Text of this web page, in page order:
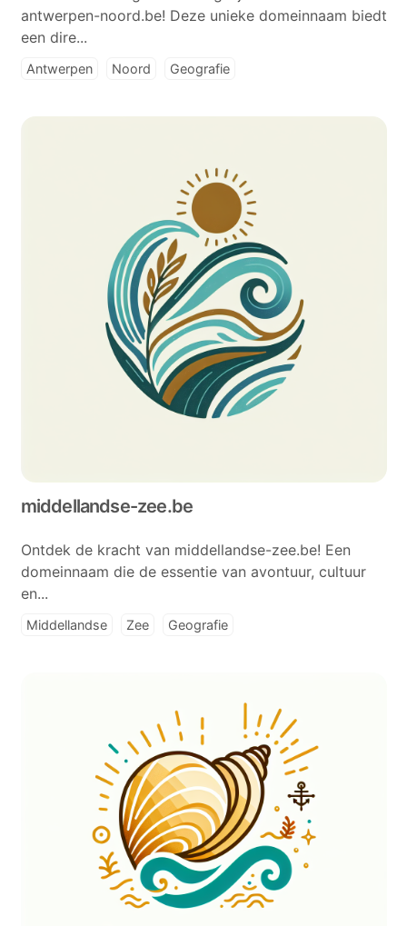
antwerpen-noord.be! Deze unieke domeinnaam biedt
een dire...
Antwerpen Noord Geografie
middellandse-zee.be
Ontdek de kracht van middellandse-zee.be! Een
domeinnaam die de essentie van avontuur, cultuur
en...
Middellandse Zee Geografie